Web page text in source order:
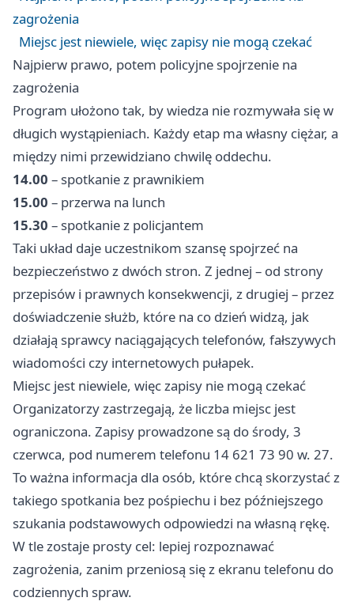
zagrożenia
Miejsc jest niewiele, więc zapisy nie mogą czekać
Najpierw prawo, potem policyjne spojrzenie na
zagrożenia
Program ułożono tak, by wiedza nie rozmywała się w
długich wystąpieniach. Każdy etap ma własny ciężar, a
między nimi przewidziano chwilę oddechu.
14.00 – spotkanie z prawnikiem
15.00 – przerwa na lunch
15.30 – spotkanie z policjantem
Taki układ daje uczestnikom szansę spojrzeć na
bezpieczeństwo z dwóch stron. Z jednej – od strony
przepisów i prawnych konsekwencji, z drugiej – przez
doświadczenie służb, które na co dzień widzą, jak
działają sprawcy naciągających telefonów, fałszywych
wiadomości czy internetowych pułapek.
Miejsc jest niewiele, więc zapisy nie mogą czekać
Organizatorzy zastrzegają, że liczba miejsc jest
ograniczona. Zapisy prowadzone są do środy, 3
czerwca, pod numerem telefonu 14 621 73 90 w. 27.
To ważna informacja dla osób, które chcą skorzystać z
takiego spotkania bez pośpiechu i bez późniejszego
szukania podstawowych odpowiedzi na własną rękę.
W tle zostaje prosty cel: lepiej rozpoznawać
zagrożenia, zanim przeniosą się z ekranu telefonu do
codziennych spraw.